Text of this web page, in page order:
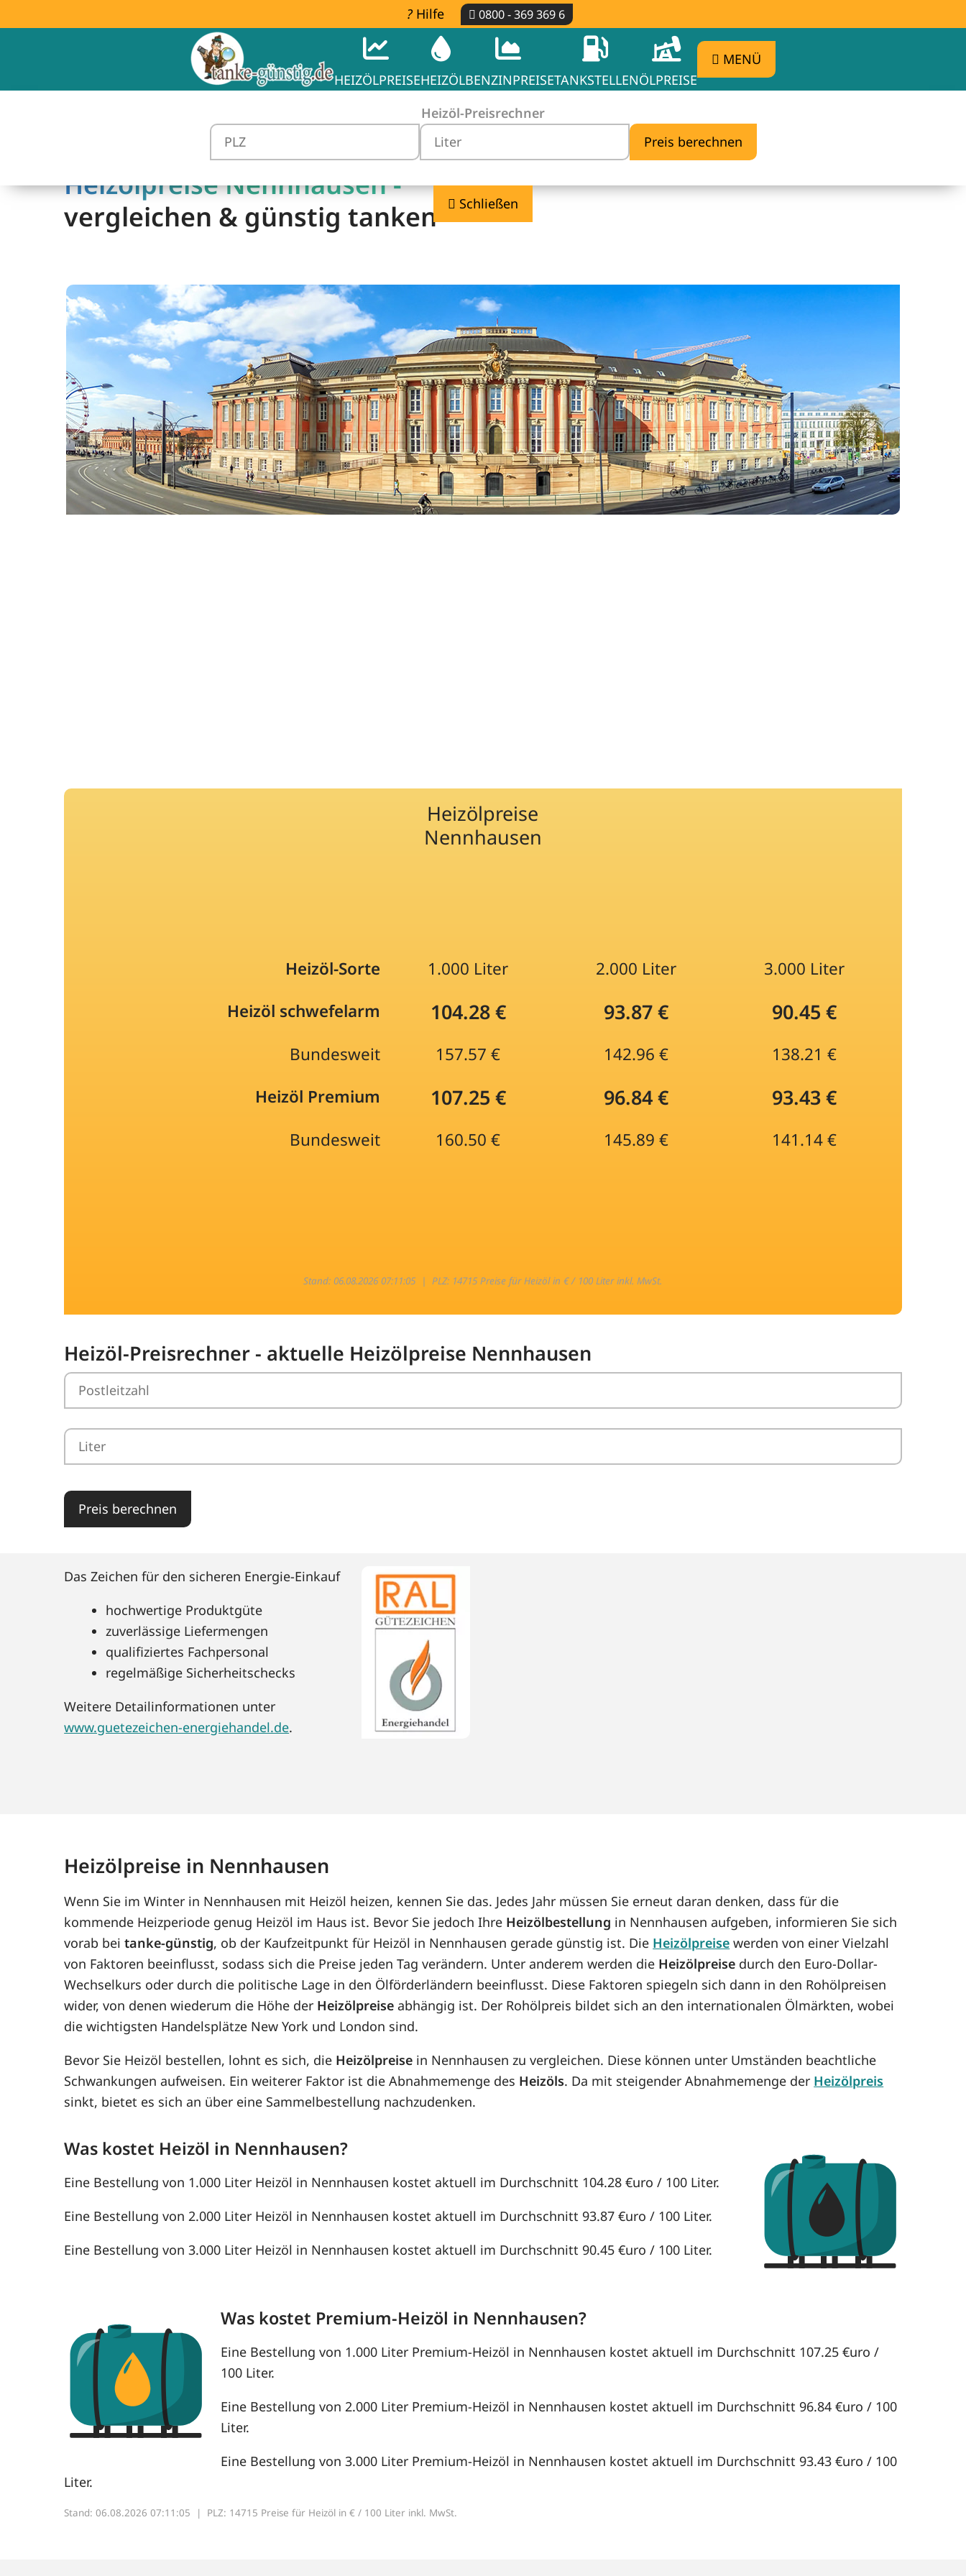
Hilfe 0800 - 369 369 6
HEIZÖLPREISEHEIZÖLBENZINPREISETANKSTELLENÖLPREISE
MENÜ
Heizöl-Preisrechner
Schließen
Heizölpreise Nennhausen -
vergleichen & günstig tanken
Heizölpreise
Nennhausen
Heizöl-Sorte 1.000 Liter 2.000 Liter
3.000 Liter
Heizöl schwefelarm
104.28 € 93.87 € 90.45 €
Bundesweit 157.57 € 142.96 €
138.21 €
Heizöl Premium
107.25 € 96.84 € 93.43 €
Bundesweit 160.50 € 145.89 € 141.14 €
Stand: 06.08.2026 07:11:05 |PLZ: 14715 Preise für Heizöl in € / 100 Liter inkl. MwSt.
Heizöl-Preisrechner - aktuelle Heizölpreise Nennhausen
Preis berechnen
Das Zeichen für den sicheren Energie-Einkauf
hochwertige Produktgüte
zuverlässige Liefermengen
qualifiziertes Fachpersonal
regelmäßige Sicherheitschecks
Weitere Detailinformationen unter
www.guetezeichen-energiehandel.de.
Heizölpreise in Nennhausen
Wenn Sie im Winter in Nennhausen mit Heizöl heizen, kennen Sie das. Jedes Jahr müssen Sie erneut daran denken, dass für die
kommende Heizperiode genug Heizöl im Haus ist. Bevor Sie jedoch Ihre Heizölbestellung in Nennhausen aufgeben, informieren Sie sich
vorab beitanke-günstig, ob der Kaufzeitpunkt für Heizöl in Nennhausen gerade günstig ist. Die Heizölpreise werden von einer Vielzahl
von Faktoren beeinflusst, sodass sich die Preise jeden Tag verändern. Unter anderem werden die Heizölpreise durch den Euro-Dollar-
Wechselkurs oder durch die politische Lage in den Ölförderländern beeinflusst. Diese Faktoren spiegeln sich dann in den Rohölpreisen
wider, von denen wiederum die Höhe der Heizölpreise abhängig ist. Der Rohölpreis bildet sich an den internationalen Ölmärkten, wobei
die wichtigsten Handelsplätze New York und London sind.
Bevor Sie Heizöl bestellen, lohnt es sich, die Heizölpreise in Nennhausen zu vergleichen. Diese können unter Umständen beachtliche
Schwankungen aufweisen. Ein weiterer Faktor ist die Abnahmemenge des Heizöls. Da mit steigender Abnahmemenge der Heizölpreis
sinkt, bietet es sich an über eine Sammelbestellung nachzudenken.
Was kostet Heizöl in Nennhausen?
Eine Bestellung von 1.000 Liter Heizöl in Nennhausen kostet aktuell im Durchschnitt 104.28 €uro / 100 Liter.
Eine Bestellung von 2.000 Liter Heizöl in Nennhausen kostet aktuell im Durchschnitt 93.87 €uro / 100 Liter.
Eine Bestellung von 3.000 Liter Heizöl in Nennhausen kostet aktuell im Durchschnitt 90.45 €uro / 100 Liter.
Was kostet Premium-Heizöl in Nennhausen?
Eine Bestellung von 1.000 Liter Premium-Heizöl in Nennhausen kostet aktuell im Durchschnitt 107.25 €uro /
100 Liter.
Eine Bestellung von 2.000 Liter Premium-Heizöl in Nennhausen kostet aktuell im Durchschnitt 96.84 €uro / 100
Liter.
Eine Bestellung von 3.000 Liter Premium-Heizöl in Nennhausen kostet aktuell im Durchschnitt 93.43 €uro / 100
Liter.
Stand: 06.08.2026 07:11:05 | PLZ: 14715 Preise für Heizöl in € / 100 Liter inkl. MwSt.